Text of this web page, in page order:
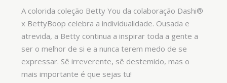
A colorida coleção Betty You da colaboração Dashi®
x BettyBoop celebra a individualidade. Ousada e
atrevida, a Betty continua a inspirar toda a gente a
ser o melhor de si e a nunca terem medo de se
expressar. Sê irreverente, sê destemido, mas o
mais importante é que sejas tu!